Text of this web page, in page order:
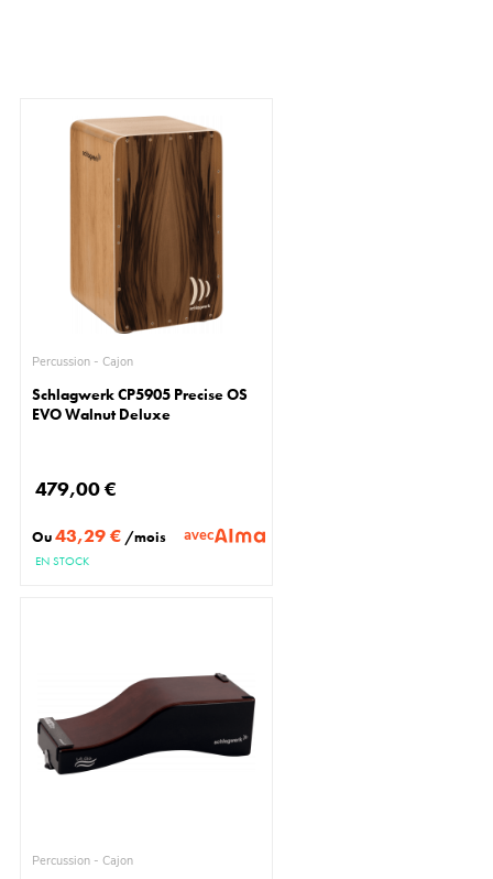
Percussion - Cajon
Schlagwerk CP5905 Precise OS
EVO Walnut Deluxe
479,00 €
Ou43,29 € /mois avec
EN STOCK
Percussion - Cajon